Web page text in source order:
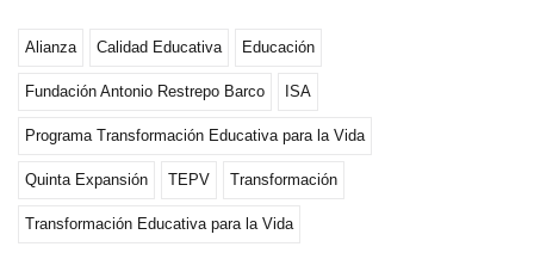
Alianza Calidad Educativa Educación
Fundación Antonio Restrepo Barco ISA
Programa Transformación Educativa para la Vida
Quinta Expansión TEPV Transformación
Transformación Educativa para la Vida